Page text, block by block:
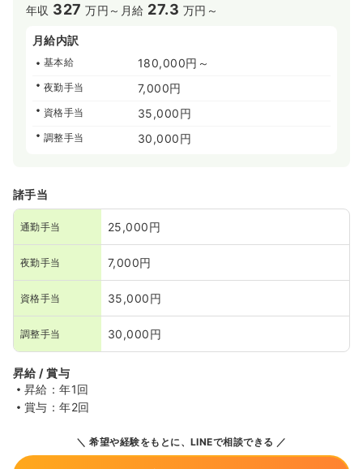
年収 327 万円～ 月給 27.3 万円～
月給内訳
基本給 180,000円～
夜勤手当 7,000円
資格手当 35,000円
調整手当 30,000円
諸手当
通勤手当 25,000円
夜勤手当 7,000円
資格手当 35,000円
調整手当 30,000円
昇給 / 賞与
昇給：年1回
賞与：年2回
希望や経験をもとに、LINEで相談できる